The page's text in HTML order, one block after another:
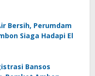
Bersih, Perumdam
Siaga Hadapi El
Bansos